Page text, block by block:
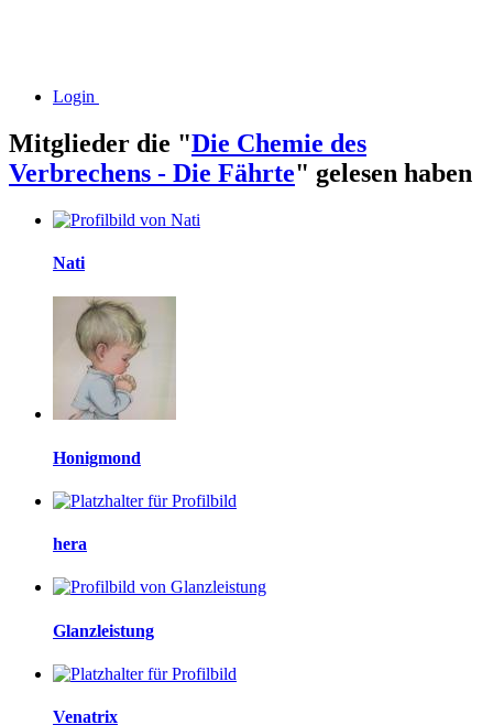
Login
Mitglieder die "Die Chemie des
Verbrechens - Die Fährte" gelesen haben
Nati
Honigmond
hera
Glanzleistung
Venatrix